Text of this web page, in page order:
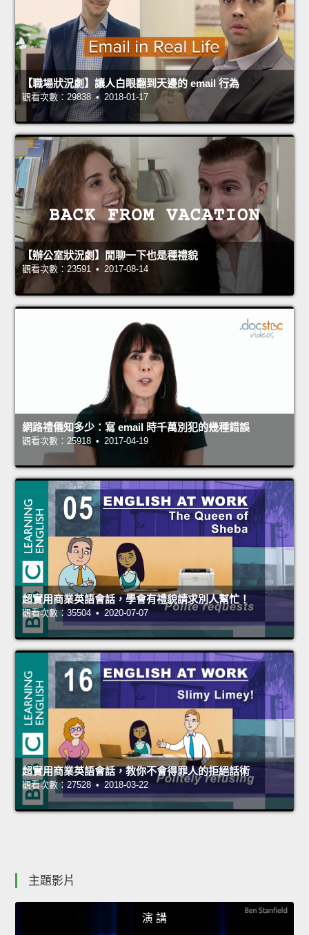
【職場狀況劇】讓人白眼翻到天邊的 email 行為
觀看次數：29838 • 2018-01-17
【辦公室狀況劇】閒聊一下也是種禮貌
觀看次數：23591 • 2017-08-14
網路禮儀知多少：寫 email 時千萬別犯的幾種錯誤
觀看次數：25918 • 2017-04-19
超實用商業英語會話，學會有禮貌請求別人幫忙！
觀看次數：35504 • 2020-07-07
超實用商業英語會話，教你不會得罪人的拒絕話術
觀看次數：27528 • 2018-03-22
主題影片
演 講